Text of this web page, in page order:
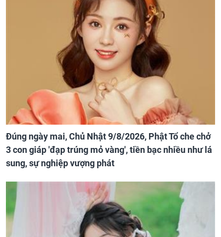
Đúng ngày mai, Chủ Nhật 9/8/2026, Phật Tổ che chở
3 con giáp 'đạp trúng mỏ vàng', tiền bạc nhiều như lá
sung, sự nghiệp vượng phát